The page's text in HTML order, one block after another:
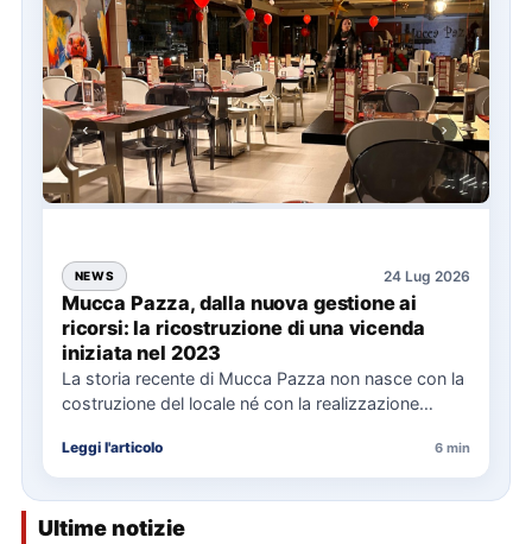
NEWS 24 Lug 2026
Mucca Pazza, dalla nuova gestione ai
ricorsi: la ricostruzione di una vicenda
iniziata nel 2023
La storia recente di Mucca Pazza non nasce con la
costruzione del locale né con la realizzazione
Leggi l'articolo 6 min
Ultime notizie